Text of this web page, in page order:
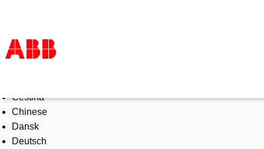
Products & Solutions
Industries
Services
About us
Čeština
Chinese
Dansk
Deutsch